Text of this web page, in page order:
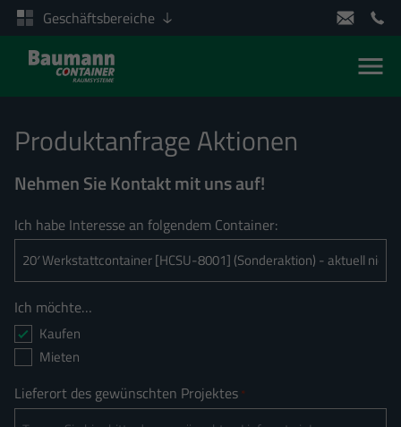
Geschäftsbereiche
Produktanfrage Aktionen
Nehmen Sie Kontakt mit uns auf!
Ich habe Interesse an folgendem Container:
Ich möchte…
Kaufen
Mieten
Lieferort des gewünschten Projektes *